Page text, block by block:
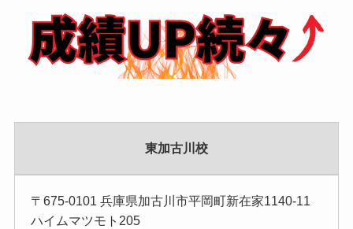
東加古川校
〒675-0101 兵庫県加古川市平岡町新在家1140-11
ハイムマツモト205